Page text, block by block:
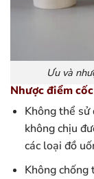
Ưu và
Nhược điểm
Không thể
không chịu
các loại đồ
Không